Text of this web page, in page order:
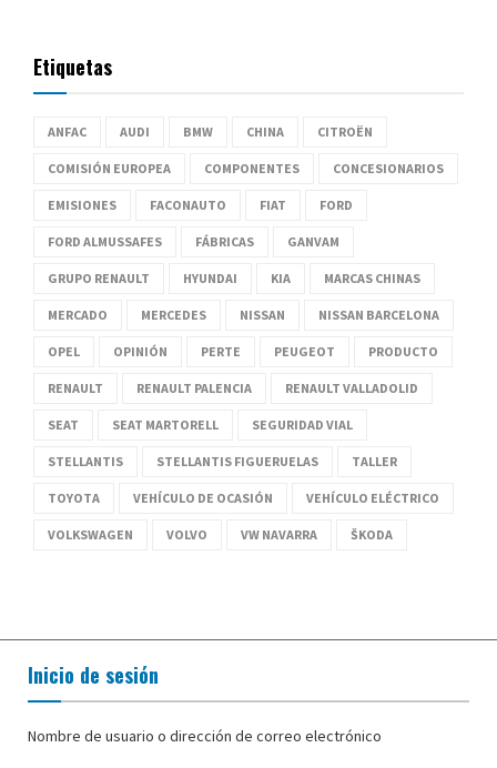
Etiquetas
ANFAC AUDI BMW CHINA CITROËN
COMISIÓN EUROPEA COMPONENTES CONCESIONARIOS
EMISIONES FACONAUTO FIAT FORD
FORD ALMUSSAFES FÁBRICAS GANVAM
GRUPO RENAULT HYUNDAI KIA MARCAS CHINAS
MERCADO MERCEDES NISSAN NISSAN BARCELONA
OPEL OPINIÓN PERTE PEUGEOT PRODUCTO
RENAULT RENAULT PALENCIA RENAULT VALLADOLID
SEAT SEAT MARTORELL SEGURIDAD VIAL
STELLANTIS STELLANTIS FIGUERUELAS TALLER
TOYOTA VEHÍCULO DE OCASIÓN VEHÍCULO ELÉCTRICO
VOLKSWAGEN VOLVO VW NAVARRA ŠKODA
Inicio de sesión
Nombre de usuario o dirección de correo electrónico